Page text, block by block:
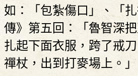
如：「包紮傷口」、「
傳》第五回：「魯智深
扎起下面衣服，跨了戒
禪杖，出到打麥場上。」